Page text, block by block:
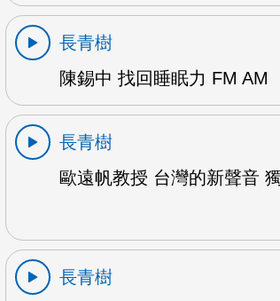
長青樹
陳錫中 找回睡眠力 FM AM
長青樹
歐遠帆教授 台灣的新聲音
長青樹